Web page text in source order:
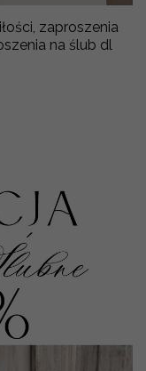
zaproszenia
na ślub dl